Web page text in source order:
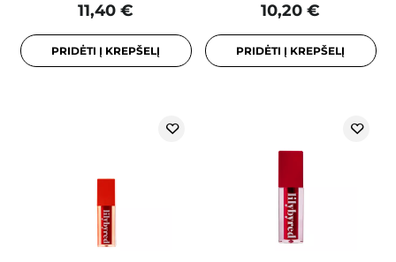
11,40 €
PRIDĖTI Į KREPŠELĮ
10,20 €
PRIDĖTI Į KREPŠELĮ